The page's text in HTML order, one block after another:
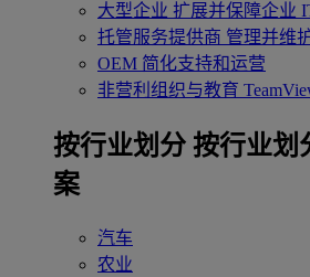
大型企业 扩展并保障企业
托管服务提供商 管理并维
OEM 简化支持和运营
非营利组织与教育
‌按行业划分 按行业划
案
汽车
农业